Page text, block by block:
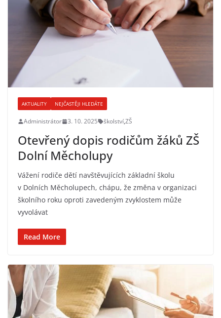
AKTUALITY NEJČASTĚJI HLEDÁTE
Administrátor 3. 10. 2025 školství,ZŠ
Otevřený dopis rodičům žáků ZŠ
Dolní Měcholupy
Vážení rodiče dětí navštěvujících základní školu
v Dolních Měcholupech, chápu, že změna v organizaci
školního roku oproti zavedeným zvyklostem může
vyvolávat
Read More